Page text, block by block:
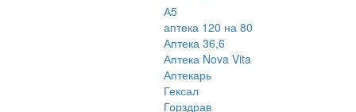
А5
аптека 120 на 80
Аптека 36,6
Аптека Nova Vita
Аптекарь
Гексал
Горздрав